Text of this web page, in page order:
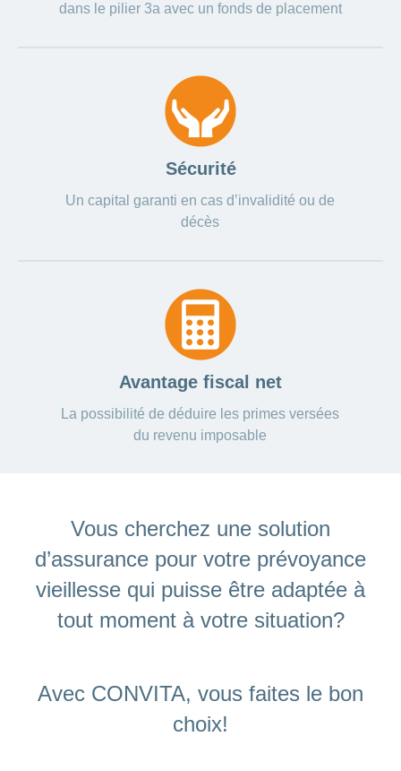
dans le pilier 3a avec un fonds de placement
Sécurité
Un capital garanti en cas d’invalidité ou de
décès
Avantage fiscal net
La possibilité de déduire les primes versées
du revenu imposable
Vous cherchez une solution
d’assurance pour votre prévoyance
vieillesse qui puisse être adaptée à
tout moment à votre situation?
Avec CONVITA, vous faites le bon
choix!